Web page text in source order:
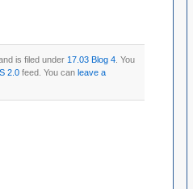
is filed under 17.03 Blog 4 . You
2.0 feed. You can leave a